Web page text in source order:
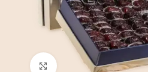
Click to enlarge